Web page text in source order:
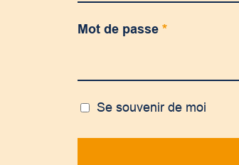
Mot de passe *
Se souvenir de moi